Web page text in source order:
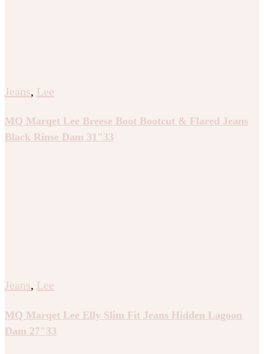
Jeans, Lee
MQ Marqet Lee Breese Boot Bootcut & Flared Jeans
Black Rinse Dam 31″33
Jeans, Lee
MQ Marqet Lee Elly Slim Fit Jeans Hidden Lagoon
Dam 27″33